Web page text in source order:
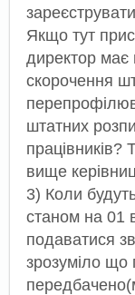
Якщо тут
директор
скорочення
штатних
працівників?
вище
3) Коли
станом на 01
подаватися
зрозуміло що